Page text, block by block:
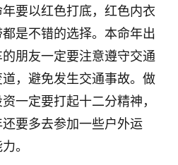
要以红色打底，红色内衣
是不错的选择。本命年出
朋友一定要注意遵守交通
，避免发生交通事故。做
一定要打起十二分精神，
要多去参加一些户外运
。
体比以前好多，主要是心情好
，现在深有体会了。
跟老师聊过之后，最大的感
会变好，万般皆是命，半点
9